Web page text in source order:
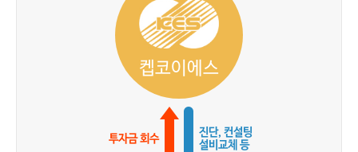
켑코이에스
투자금 회수
진단, 컨설팅
설비교체 등